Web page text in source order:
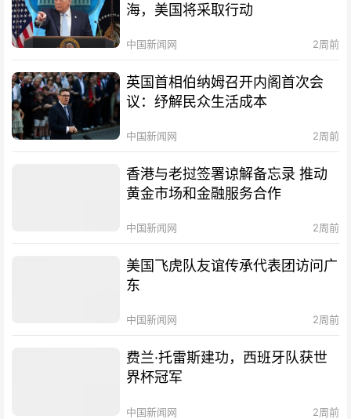
海，美国将采取行动
中国新闻网 2周前
英国首相伯纳姆召开内阁首次会
议：纾解民众生活成本
中国新闻网 2周前
香港与老挝签署谅解备忘录 推动
黄金市场和金融服务合作
中国新闻网 2周前
美国飞虎队友谊传承代表团访问广
东
中国新闻网 2周前
费兰·托雷斯建功，西班牙队获世
界杯冠军
中国新闻网 2周前